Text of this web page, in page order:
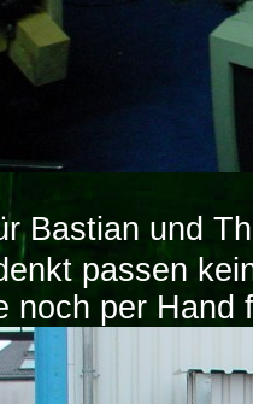
Bastian und
passen
noch per Hand